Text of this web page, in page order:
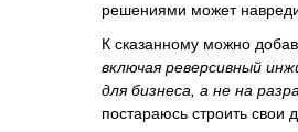
решениями может
К сказанному можно
включая реверсивный
для бизнеса, а не на
постараюсь строить